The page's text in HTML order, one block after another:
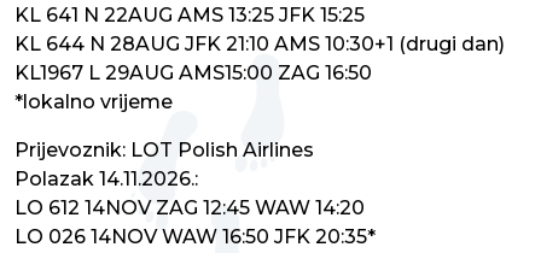
KL 641 N 22AUG AMS 13:25 JFK 15:25
KL 644 N 28AUG JFK 21:10 AMS 10:30+1 (drugi dan)
KL1967 L 29AUG AMS15:00 ZAG 16:50
*lokalno vrijeme
Prijevoznik: LOT Polish Airlines
Polazak 14.11.2026.:
LO 612 14NOV ZAG 12:45 WAW 14:20
LO 026 14NOV WAW 16:50 JFK 20:35*